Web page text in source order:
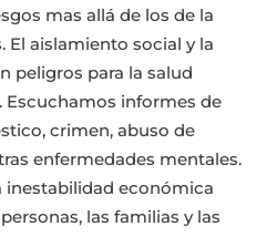
mas allá de los de la
aislamiento social y la
peligros para la salud
Escuchamos informes de
crimen, abuso de
enfermedades mentales.
inestabilidad económica
las familias y las